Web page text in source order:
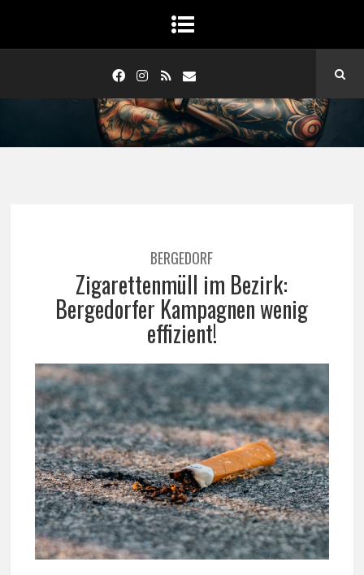
BERGEDORF
Zigarettenmüll im Bezirk:
Bergedorfer Kampagnen wenig
effizient!